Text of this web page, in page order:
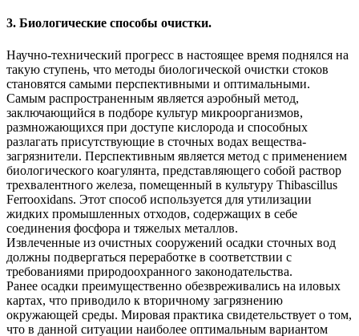
3. Биологические способы очистки.
Научно-технический прогресс в настоящее время поднялся на
такую ступень, что методы биологической очистки стоков
становятся самыми перспективными и оптимальными.
Самым распространенным является аэробный метод,
заключающийся в подборе культур микроорганизмов,
размножающихся при доступе кислорода и способных
разлагать присутствующие в сточных водах вещества-
загрязнители. Перспективным является метод с применением
биологического коагулянта, представляющего собой раствор
трехвалентного железа, помещенный в культуру Thibascillus
Ferrooxidans. Этот способ используется для утилизации
жидких промышленных отходов, содержащих в себе
соединения фосфора и тяжелых металлов.
Извлеченные из очистных сооружений осадки сточных вод
должны подвергаться переработке в соответствии с
требованиями природоохранного законодательства.
Ранее осадки преимущественно обезвреживались на иловых
картах, что приводило к вторичному загрязнению
окружающей среды. Мировая практика свидетельствует о том,
что в данной ситуации наиболее оптимальным вариантом